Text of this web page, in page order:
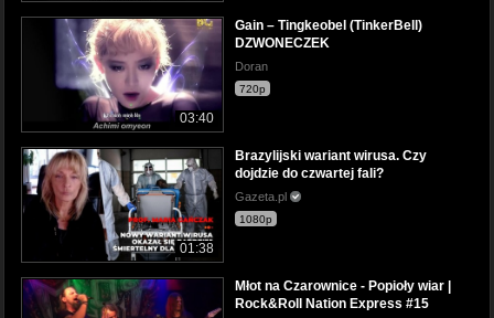
03:40
Gain – Tingkeobel (TinkerBell)
DZWONECZEK
Doran
720p
01:38
Brazylijski wariant wirusa. Czy
dojdzie do czwartej fali?
Gazeta.pl
1080p
Młot na Czarownice - Popioły wiar |
Rock&Roll Nation Express #15